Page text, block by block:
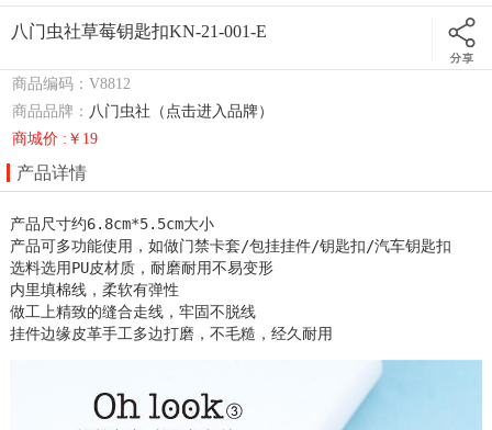
八门虫社草莓钥匙扣KN-21-001-E
商品编码：V8812
商品品牌： 八门虫社（点击进入品牌）
商城价 :￥19
产品详情
产品尺寸约6.8cm*5.5cm大小
产品可多功能使用，如做门禁卡套/包挂挂件/钥匙扣/汽车钥匙扣
选料选用PU皮材质，耐磨耐用不易变形
内里填棉线，柔软有弹性
做工上精致的缝合走线，牢固不脱线
挂件边缘皮革手工多边打磨，不毛糙，经久耐用